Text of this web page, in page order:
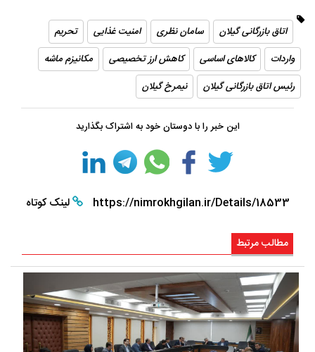
اتاق بازرگانی گیلان سامان نظری امنیت غذایی
تحریم
واردات
کالاهای اساسی کاهش ارز تخصیصی
مکانیزم ماشه
رئیس اتاق بازرگانی گیلان
نیمرخ گیلان
این خبر را با دوستان خود به اشتراک بگذارید
https://nimrokhgilan.ir/Details/18533 لینک کوتاه
مطالب مرتبط